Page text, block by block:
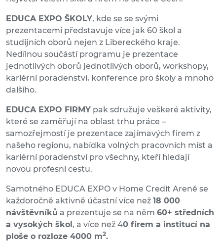
EDUCA EXPO ŠKOLY, kde se se svými
prezentacemi představuje více jak 60 škol a
studijních oborů nejen z Libereckého kraje.
Nedílnou součástí programu je prezentace
jednotlivých oborů jednotlivých oborů, workshopy,
kariérní poradenství, konference pro školy a mnoho
dalšího.
EDUCA EXPO FIRMY pak sdružuje veškeré aktivity,
které se zaměřují na oblast trhu práce –
samozřejmostí je prezentace zajímavých firem z
našeho regionu, nabídka volných pracovních míst a
kariérní poradenství pro všechny, kteří hledají
novou profesní cestu.
Samotného EDUCA EXPO v Home Credit Areně se
každoročně aktivně účastní více než 18 000
návštěvníků a prezentuje se na něm 60+ středních
a vysokých škol , a více než 40 firem a institucí na
ploše o rozloze 4000 m2.